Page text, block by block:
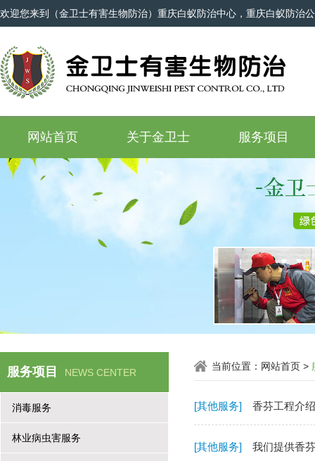
欢迎您来到（金卫士有害生物防治）重庆白蚁防治中心，重庆白蚁防治
网站首页 关于金卫士 服务项目
服务项目 NEWS CENTER
消毒服务
林业病虫害服务
当前位置： 网站首页 >
[其他服务] 香芬工程介绍
[其他服务] 我们提供香